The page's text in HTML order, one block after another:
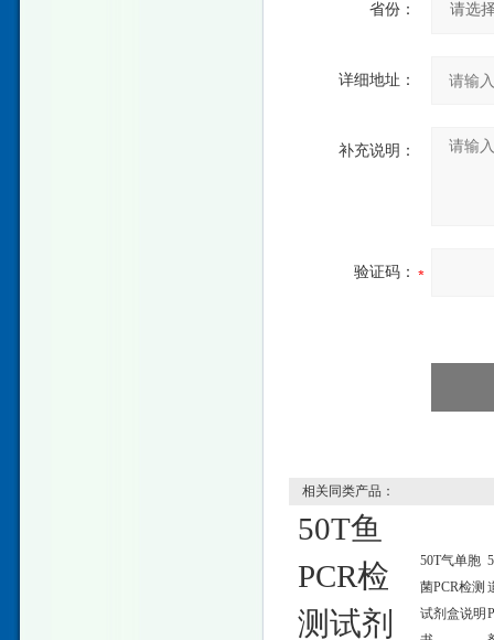
省份：
详细地址：
补充说明：
验证码：
相关同类产品：
50T鱼
PCR检
测试剂
50T气单胞
菌PCR检测
试剂盒说明